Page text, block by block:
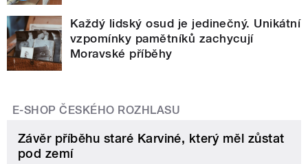
Každý lidský osud je jedinečný. Unikátní
vzpomínky pamětníků zachycují
Moravské příběhy
E-SHOP ČESKÉHO ROZHLASU
Závěr příběhu staré Karviné, který měl zůstat
pod zemí